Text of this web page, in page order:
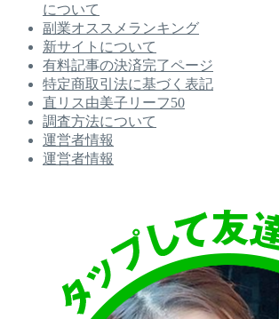
について
副業オススメランキング
新サイトについて
有料記事の決済完了ページ
特定商取引法に基づく表記
直リス由美子リーフ50
調査方法について
運営者情報
運営者情報